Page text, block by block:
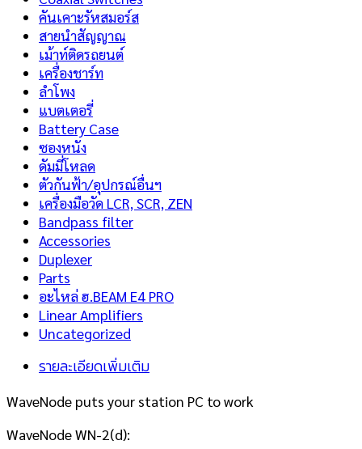
คันเคาะรัหสมอร์ส
สายนำสัญญาณ
เม้าท์ติดรถยนต์
เครื่องชาร์ท
ลำโพง
แบตเตอรี่
Battery Case
ซองหนัง
ดัมมี่โหลด
ตัวกันฟ้า/อุปกรณ์อื่นฯ
เครื่องมือวัด LCR, SCR, ZEN
Bandpass filter
Accessories
Duplexer
Parts
อะไหล่ ฮ.BEAM E4 PRO
Linear Amplifiers
Uncategorized
รายละเอียดเพิ่มเติม
WaveNode puts your station PC to work
WaveNode WN-2(d):